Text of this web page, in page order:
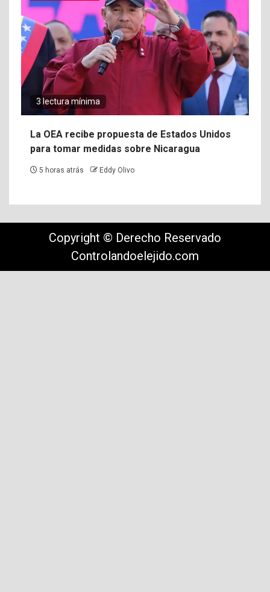
3 lectura mínima
La OEA recibe propuesta de Estados Unidos
para tomar medidas sobre Nicaragua
5 horas atrás Eddy Olivo
Copyright © Derecho Reservado
Controlandoelejido.com